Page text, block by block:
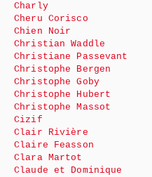
Charly
Cheru Corisco
Chien Noir
Christian Waddle
Christiane Passevant
Christophe Bergen
Christophe Goby
Christophe Hubert
Christophe Massot
Cizif
Clair Rivière
Claire Feasson
Clara Martot
Claude et Dominique